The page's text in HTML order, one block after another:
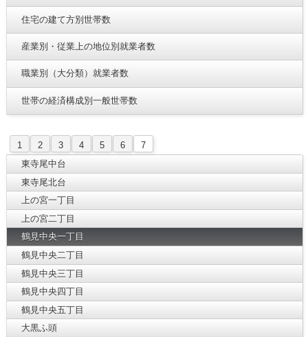
住宅の建て方別世帯数
産業別・従業上の地位別就業者数
職業別（大分類）就業者数
世帯の経済構成別一般世帯数
1 2 3 4 5 6
7
東寺尾中台
東寺尾北台
上の宮一丁目
上の宮二丁目
鶴見中央一丁目
鶴見中央二丁目
鶴見中央三丁目
鶴見中央四丁目
鶴見中央五丁目
大黒ふ頭